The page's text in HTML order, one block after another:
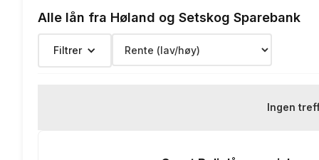
Depotgebyr:
Eksempelrente: Nominell
Alle lån fra Høland og Setskog Sparebank
Filtrer
Ingen